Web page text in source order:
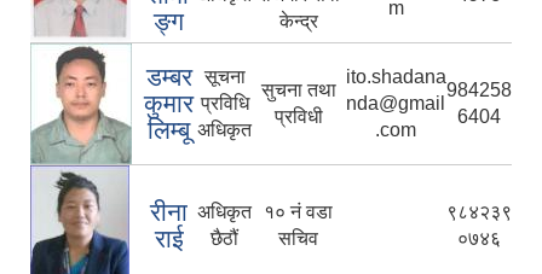
ङ्ग
केन्द्र
m
डम्बर
कुमार
लिम्बू
सूचना
प्रविधि
अधिकृत
सुचना तथा
प्रविधी
ito.shadana
nda@gmail
.com
984258
6404
रीना
राई
अधिकृत
छैठौं
१० नं वडा
सचिव
९८४२३९
०७४६